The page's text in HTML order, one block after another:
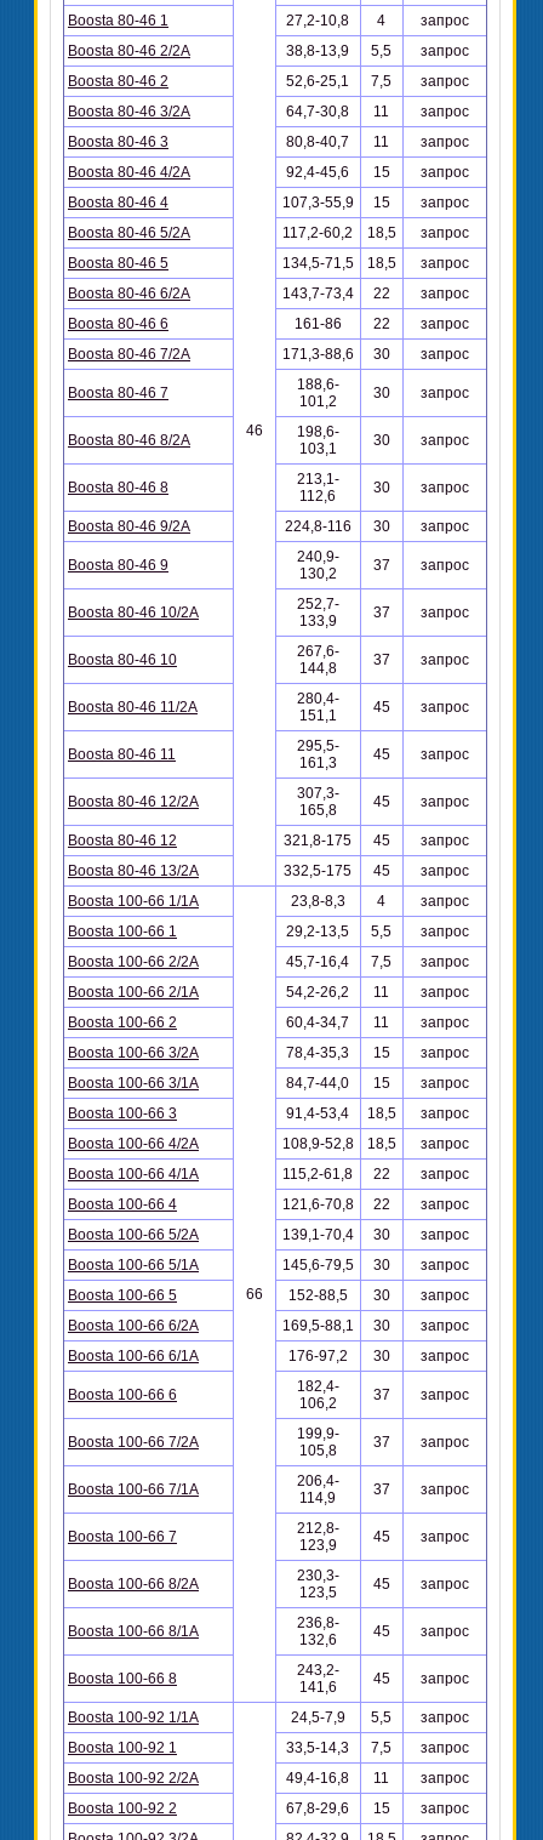
46
Boosta 80-46 1
27,2-10,8 4
запрос
Boosta 80-46 2/2A
38,8-13,9 5,5
запрос
Boosta 80-46 2
52,6-25,1 7,5
запрос
Boosta 80-46 3/2A
64,7-30,8 11
запрос
Boosta 80-46 3
80,8-40,7 11
запрос
Boosta 80-46 4/2A
92,4-45,6 15
запрос
Boosta 80-46 4
107,3-55,9 15
запрос
Boosta 80-46 5/2A
117,2-60,2 18,5
запрос
Boosta 80-46 5
134,5-71,5 18,5
запрос
Boosta 80-46 6/2A
143,7-73,4 22
запрос
Boosta 80-46 6
161-86 22
запрос
Boosta 80-46 7/2A
171,3-88,6 30 запрос
Boosta 80-46 7
188,6-
101,2
30 запрос
Boosta 80-46 8/2A
198,6-
103,1
30 запрос
Boosta 80-46 8
213,1-
112,6
30 запрос
Boosta 80-46 9/2A 224,8-116 30 запрос
Boosta 80-46 9
240,9-
130,2
37 запрос
Boosta 80-46 10/2A
252,7-
133,9
37 запрос
Boosta 80-46 10
267,6-
144,8
37 запрос
Boosta 80-46 11/2A
280,4-
151,1
45 запрос
Boosta 80-46 11
295,5-
161,3
45 запрос
Boosta 80-46 12/2A
307,3-
165,8
45 запрос
Boosta 80-46 12 321,8-175 45
запрос
Boosta 80-46 13/2A
332,5-175 45
запрос
Boosta 100-66 1/1A
66
23,8-8,3 4
запрос
Boosta 100-66 1
29,2-13,5 5,5
запрос
Boosta 100-66 2/2A
45,7-16,4 7,5
запрос
Boosta 100-66 2/1A
54,2-26,2 11
запрос
Boosta 100-66 2
60,4-34,7 11
запрос
Boosta 100-66 3/2A
78,4-35,3 15
запрос
Boosta 100-66 3/1A
84,7-44,0 15
запрос
Boosta 100-66 3
91,4-53,4 18,5
запрос
Boosta 100-66 4/2A
108,9-52,8 18,5
запрос
Boosta 100-66 4/1A
115,2-61,8 22
запрос
Boosta 100-66 4
121,6-70,8 22
запрос
Boosta 100-66 5/2A
139,1-70,4 30
запрос
Boosta 100-66 5/1A
145,6-79,5 30
запрос
Boosta 100-66 5
152-88,5 30
запрос
Boosta 100-66 6/2A
169,5-88,1 30
запрос
Boosta 100-66 6/1A
176-97,2 30 запрос
Boosta 100-66 6
182,4-
106,2
37 запрос
Boosta 100-66 7/2A
199,9-
105,8
37 запрос
Boosta 100-66 7/1А
206,4-
114,9
37 запрос
Boosta 100-66 7
212,8-
123,9
45 запрос
Boosta 100-66 8/2A
230,3-
123,5
45 запрос
Boosta 100-66 8/1A
236,8-
132,6
45 запрос
Boosta 100-66 8
243,2-
141,6
45 запрос
Boosta 100-92 1/1A 24,5-7,9 5,5
запрос
Boosta 100-92 1
33,5-14,3 7,5
запрос
Boosta 100-92 2/2A
49,4-16,8 11
запрос
Boosta 100-92 2
67,8-29,6 15
запрос